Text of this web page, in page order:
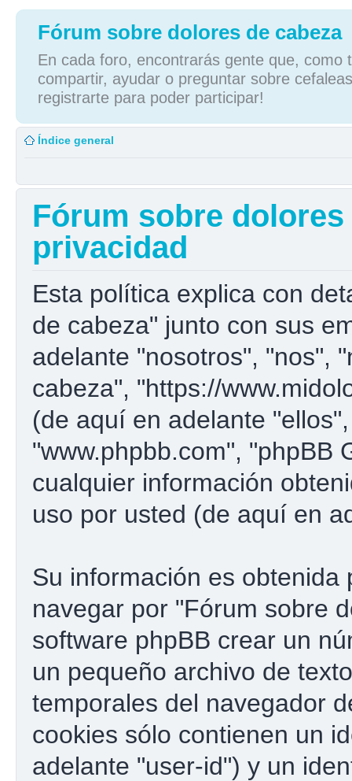
Fórum sobre dolores de cabeza
En cada foro, encontrarás gente que, como
compartir, ayudar o preguntar sobre
registrarte para poder participar!
Índice general
Fórum sobre
privacidad
Esta política explica con
de cabeza" junto con sus
adelante "nosotros", "nos",
cabeza", "https://
(de aquí en adelante
"www.phpbb.com", "phpBB
cualquier información
uso por usted (de aquí en
Su información es
navegar por "Fórum sobre
software phpBB crear un
un pequeño archivo de
temporales del navegador
cookies sólo contienen un
adelante "user-id") y un